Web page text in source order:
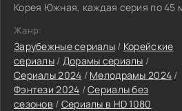
Корея Южная, каждая серия по 45
Жанр:
Зарубежные сериалы / Корейские
сериалы/ Дорамы сериалы /
Сериалы 2024 / Мелодрамы 2024 /
Фэнтези 2024 /Сериалы без
сезонов / Сериалы в HD 1080